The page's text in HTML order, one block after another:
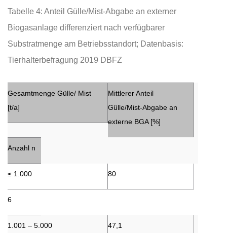
Tabelle 4: Anteil Gülle/Mist-Abgabe an externer
Biogasanlage differenziert nach verfügbarer
Substratmenge am Betriebsstandort; Datenbasis:
Tierhalterbefragung 2019 DBFZ
Gesamtmenge Gülle/ Mist
[t/a]
Mittlerer Anteil
Gülle/Mist-Abgabe an
externe BGA [%]
Anzahl n
≤ 1.000 80
6
1.001 – 5.000 47,1